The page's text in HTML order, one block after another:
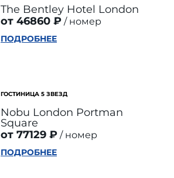
The Bentley Hotel London
от 46860 ₽
номер
ПОДРОБНЕЕ
ГОСТИНИЦА 5 ЗВЕЗД
Nobu London Portman
Square
от 77129 ₽
номер
ПОДРОБНЕЕ